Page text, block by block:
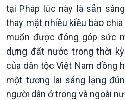
Văn hoá & Du lịch
Tin Văn hoá & Du lịch
Chát với người nổi tiếng
Câu chuyện Thể thao
tại Pháp lúc này là sẵn
thay mặt nhiều kiều bào
muốn được đóng góp sức
dựng đất nước trong thời
của dân tộc Việt Nam đồng
một tương lai sáng lạng
người dân ở trong và ngoài